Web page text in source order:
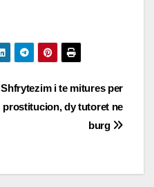
Shfrytezim i te mitures per
prostitucion, dy tutoret ne
burg